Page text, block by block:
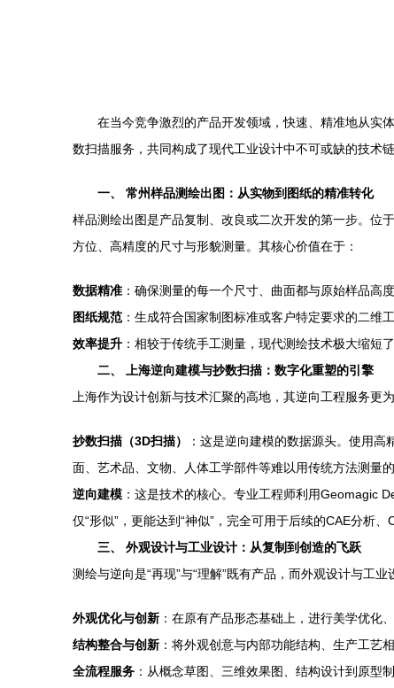
在当今竞争激烈的产品开发领域，快速、精准地从实
数扫描服务，共同构成了现代工业设计中不可或缺的技术
一、 常州样品测绘出图：从实物到图纸的精准转化
样品测绘出图是产品复制、改良或二次开发的第一步。位
方位、高精度的尺寸与形貌测量。其核心价值在于：
数据精准 ：确保测量的每一个尺寸、曲面都与原始样品高
图纸规范 ：生成符合国家制图标准或客户特定要求的二维
效率提升 ：相较于传统手工测量，现代测绘技术极大缩短
二、 上海逆向建模与抄数扫描：数字化重塑的引擎
上海作为设计创新与技术汇聚的高地，其逆向工程服务更
抄数扫描（3D扫描）
：这是逆向建模的数据源头。使用
面、艺术品、文物、人体工学部件等难以用传统方法测量的
逆向建模 ：这是技术的核心。专业工程师利用Geomagic
仅“形似”，更能达到“神似”，完全可用于后续的CAE分析
三、 外观设计与工业设计：从复制到创造的飞跃
测绘与逆向是“再现”与“理解”既有产品，而外观设计与工
外观优化与创新 ：在原有产品形态基础上，进行美学优化
结构整合与创新 ：将外观创意与内部功能结构、生产工艺
全流程服务 ：从概念草图、三维效果图、结构设计到原型